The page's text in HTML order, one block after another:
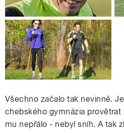
Všechno začalo tak nevinně.
chebského gymnázia
mu nepřálo - nebyl sníh. A tak